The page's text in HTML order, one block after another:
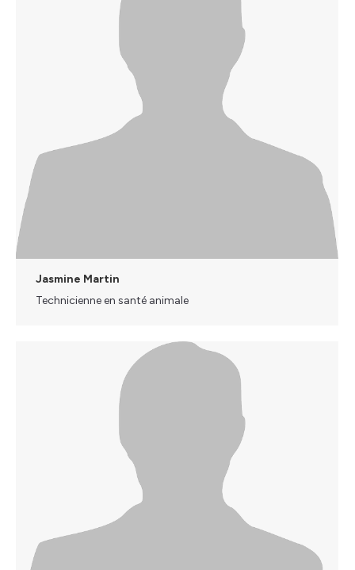
Jasmine Martin
Technicienne en santé animale